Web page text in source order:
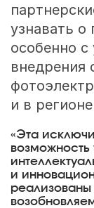
узнавать о
особенно
внедрения
и в
«Эта
возможность
и